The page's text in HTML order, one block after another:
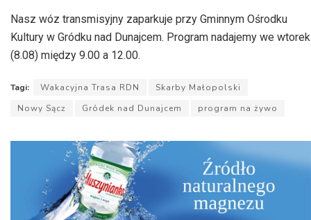
Nasz wóz transmisyjny zaparkuje przy Gminnym Ośrodku
Kultury w Gródku nad Dunajcem. Program nadajemy we wtorek
(8.08) między 9.00 a 12.00.
Tagi: Wakacyjna Trasa RDN
Skarby Małopolski
Nowy Sącz
Gródek nad Dunajcem program na żywo